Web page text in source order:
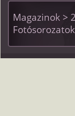
Magazinok >